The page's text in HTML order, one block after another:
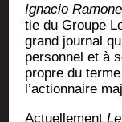
Igna­cio
tie du Groupe
grand jour­nal
per­son­nel et à
propre du
l’actionnaire
Actuel­le­ment